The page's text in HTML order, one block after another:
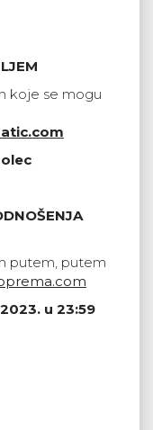
koje se mogu
putem, putem
u 23:59